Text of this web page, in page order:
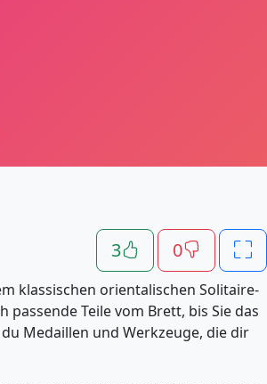
3 0
klassischen orientalischen Solitaire-
passende Teile vom Brett, bis Sie das
Medaillen und Werkzeuge, die dir